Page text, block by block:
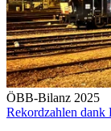
ÖBB-Bilanz 2025
Rekordzahlen dank